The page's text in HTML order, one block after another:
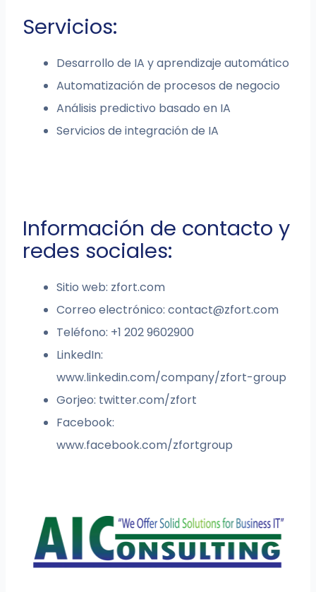
Servicios:
Desarrollo de IA y aprendizaje automático
Automatización de procesos de negocio
Análisis predictivo basado en IA
Servicios de integración de IA
Información de contacto y
redes sociales:
Sitio web: zfort.com
Correo electrónico:contact@zfort.com
Teléfono: +1 202 9602900
LinkedIn:
www.linkedin.com/company/zfort-group
Gorjeo: twitter.com/zfort
Facebook:
www.facebook.com/zfortgroup